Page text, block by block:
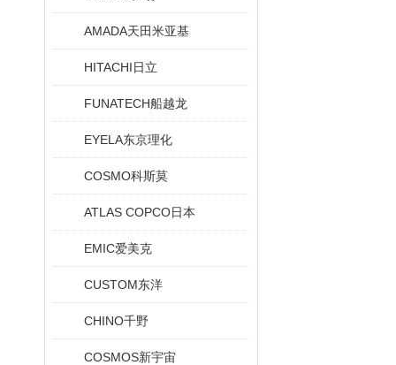
AMADA天田米亚基
HITACHI日立
FUNATECH船越龙
EYELA东京理化
COSMO科斯莫
ATLAS COPCO日本
EMIC爱美克
CUSTOM东洋
CHINO千野
COSMOS新宇宙